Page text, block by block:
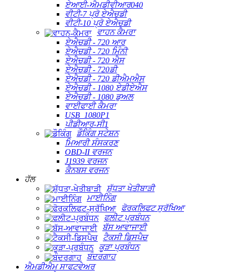
ਏਆਈ-ਐਮਡੀਵੀਆਰ040
ਵੀਟੀ-7 ਪ੍ਰੋ ਏਐਚਡੀ
ਵੀਟੀ-10 ਪ੍ਰੋ ਏਐਚਡੀ
ਵਾਹਨ ਕੈਮਰਾ
ਏਐਚਡੀ - 720 ਆਰ
ਏਐਚਡੀ - 720 ਮਿੰਨੀ
ਏਐਚਡੀ - 720 ਐਸ
ਏਐਚਡੀ - 720ਡੀ
ਏਐਚਡੀ - 720 ਡੀਐਮਐਸ
ਏਐਚਡੀ - 1080 ਏਡੀਏਐਸ
ਏਐਚਡੀ - 1080 ਡੁਅਲ
ਵਾਈਫਾਈ ਕੈਮਰਾ
USB_1080P1
ਪੀਡੀਆਰ-ਸੀ1
ਡੌਕਿੰਗ ਸਟੇਸ਼ਨ
ਮਿਆਰੀ ਸੰਸਕਰਣ
OBD-II ਵਰਜਨ
J1939 ਵਰਜਨ
ਕੈਨਬਸ ਵਰਜਨ
ਹੱਲ
ਸ਼ੁੱਧਤਾ ਖੇਤੀਬਾੜੀ
ਮਾਈਨਿੰਗ
ਫੋਰਕਲਿਫਟ ਸੁਰੱਖਿਆ
ਫਲੀਟ ਪ੍ਰਬੰਧਨ
ਬੱਸ ਆਵਾਜਾਈ
ਟੈਕਸੀ ਡਿਸਪੈਚ
ਕੂੜਾ ਪ੍ਰਬੰਧਨ
ਬੰਦਰਗਾਹ
ਐਮਡੀਐਮ ਸਾਫਟਵੇਅਰ